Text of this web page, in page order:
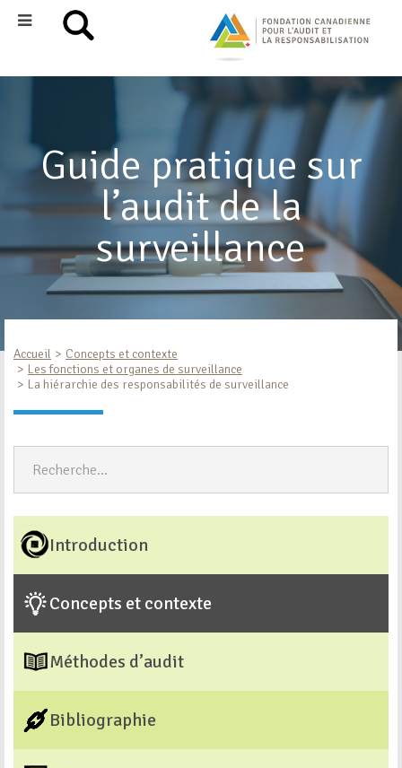
Guide pratique sur
l’audit de la
surveillance
Accueil
Concepts et contexte
Les fonctions et organes de surveillance
La hiérarchie des responsabilités de surveillance
Introduction
Concepts et contexte
Méthodes d’audit
Bibliographie